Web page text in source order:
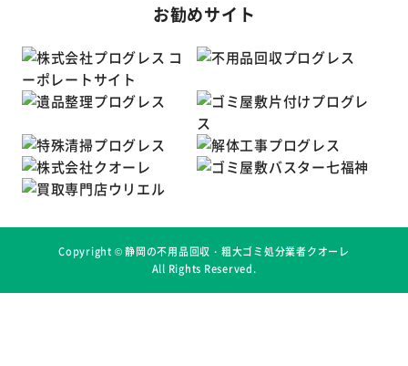
お勧めサイト
Copyright ©静岡の不用品回収・粗大ゴミ処分業者クオーレ
All Rights Reserved.